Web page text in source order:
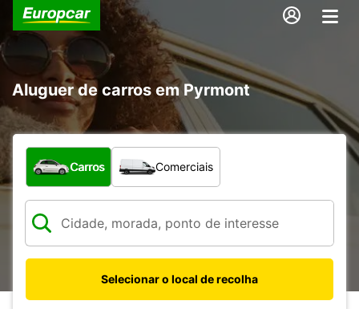
Aluguer de carros em Pyrmont
Que tipo de veículo pretende?
Carros Comerciais
Selecionar o local de recolha